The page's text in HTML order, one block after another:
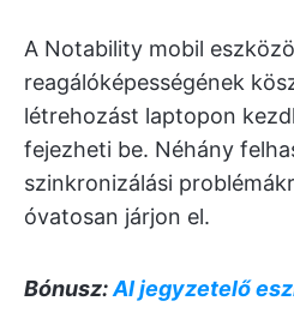
A Notability mobil
reagálóképességének
létrehozást laptopon
fejezheti be. Néhány
szinkronizálási
óvatosan járjon el.
Bónusz:AI jegyzetelő